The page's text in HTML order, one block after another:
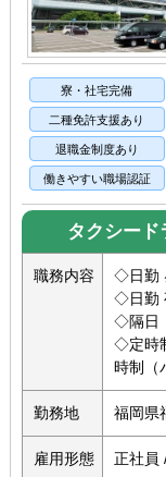
寮・社宅完備
二種免許支援あり
退職金制度あり
働きやすい職場認証
タクシード
職務内容
◇日勤
◇日勤
◇隔日
◇定時
時制（
勤務地 福岡県
雇用形態 正社員